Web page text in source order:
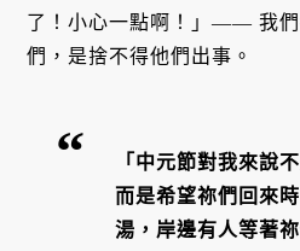
了！小心一點啊！」—— 我們
們，是捨不得他們出事。
「中元節對我來說
而是希望祢們回來
湯，岸邊有人等著